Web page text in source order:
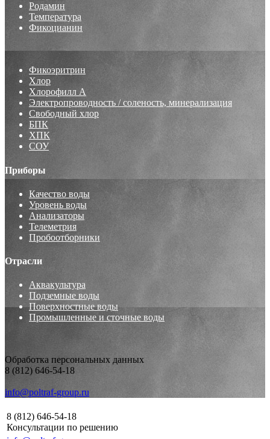
Родамин
Температура
Фикоцианин
Фикоэритрин
Хлор
Хлорофилл А
Электропроводность / соленость, минерализация
Свободный хлор
БПК
ХПК
СОУ
Приборы
Качество воды
Уровень воды
Анализаторы
Телеметрия
Пробоотборники
Отрасли
Аквакультура
Подземные воды
Поверхностные воды
Промышленные и сточные воды
Обработка персональных данных
8 (812) 646-54-18
info@poltraf-group.ru
8 (812) 646-54-18
Консультации по решению